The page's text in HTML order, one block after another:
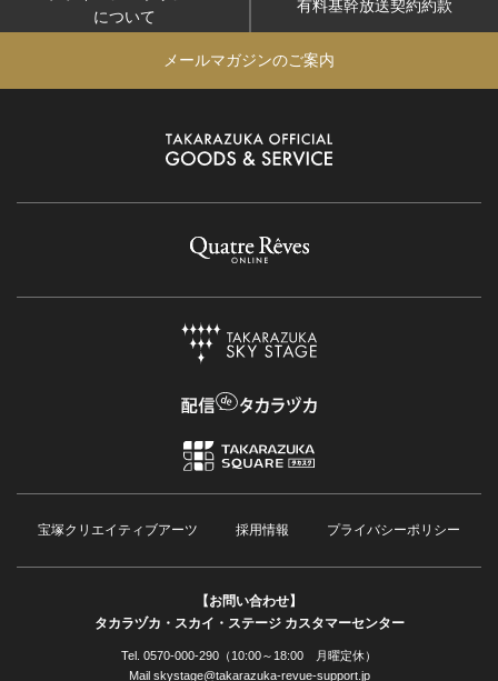
について
有料基幹放送契約約款
メールマガジンのご案内
宝塚クリエイティブアーツ 採用情報 プライバシーポリシー
【お問い合わせ】
タカラヅカ・スカイ・ステージ カスタマーセンター
Tel. 0570-000-290（10:00～18:00 月曜定休）
Mail skystage@takarazuka-revue-support.jp